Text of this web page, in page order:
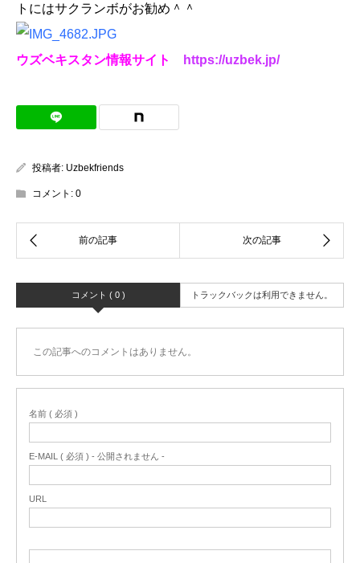
トにはサクランボがお勧め＾＾
ウズベキスタン情報サイト https://uzbek.jp/
投稿者: Uzbekfriends
コメント: 0
コメント ( 0 ) トラックバックは利用できません。
この記事へのコメントはありません。
名前 ( 必須 )
E-MAIL ( 必須 ) - 公開されません -
URL